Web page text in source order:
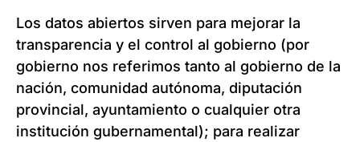
Los datos abiertos sirven para mejorar la
transparencia y el control al gobierno (por
gobierno nos referimos tanto al gobierno de la
nación, comunidad autónoma, diputación
provincial, ayuntamiento o cualquier otra
institución gubernamental); para realizar